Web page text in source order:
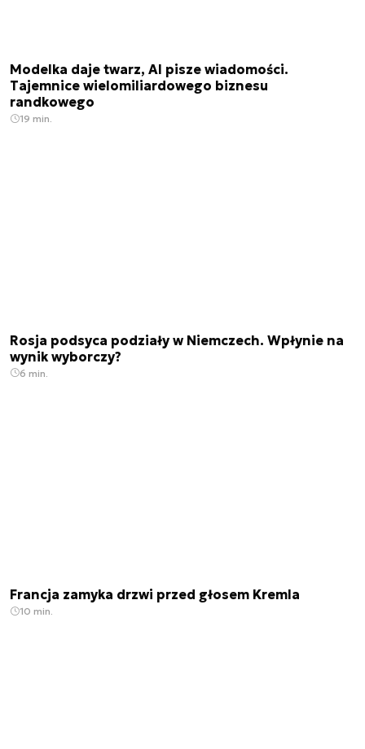
Modelka daje twarz, AI pisze wiadomości.
Tajemnice wielomiliardowego biznesu
randkowego
19 min.
Rosja podsyca podziały w Niemczech. Wpłynie na
wynik wyborczy?
6 min.
Francja zamyka drzwi przed głosem Kremla
10 min.